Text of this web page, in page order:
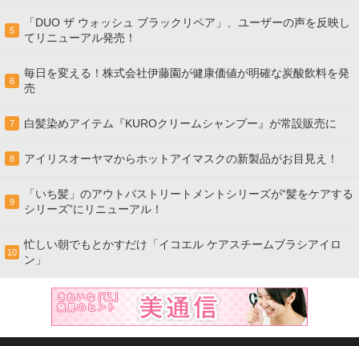
5
「DUO ザ ウォッシュ ブラックリペア」、ユーザーの声を反映し
てリニューアル発売！
6
毎日を変える！株式会社伊藤園が健康価値が明確な炭酸飲料を発
売
7 白髪染めアイテム『KUROクリームシャンプー』が常設販売に
8 アイリスオーヤマからホットアイマスクの新製品がお目見え！
9
「いち髪」のアウトバストリートメントシリーズが“髪をケアする
シリーズ”にリニューアル！
10
忙しい朝でもとかすだけ「イコエル ケアスチームブラシアイロ
ン」